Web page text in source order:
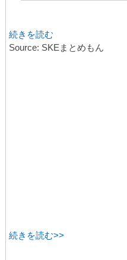
続きを読む
Source: SKEまとめもん
続きを読む>>